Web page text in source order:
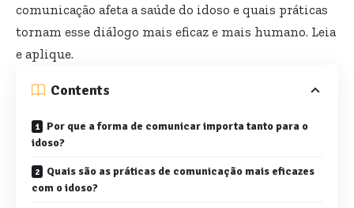
comunicação afeta a saúde do idoso e quais práticas
tornam esse diálogo mais eficaz e mais humano. Leia
e aplique.
Contents
Por que a forma de comunicar importa tanto para o
idoso?
Quais são as práticas de comunicação mais eficazes
com o idoso?